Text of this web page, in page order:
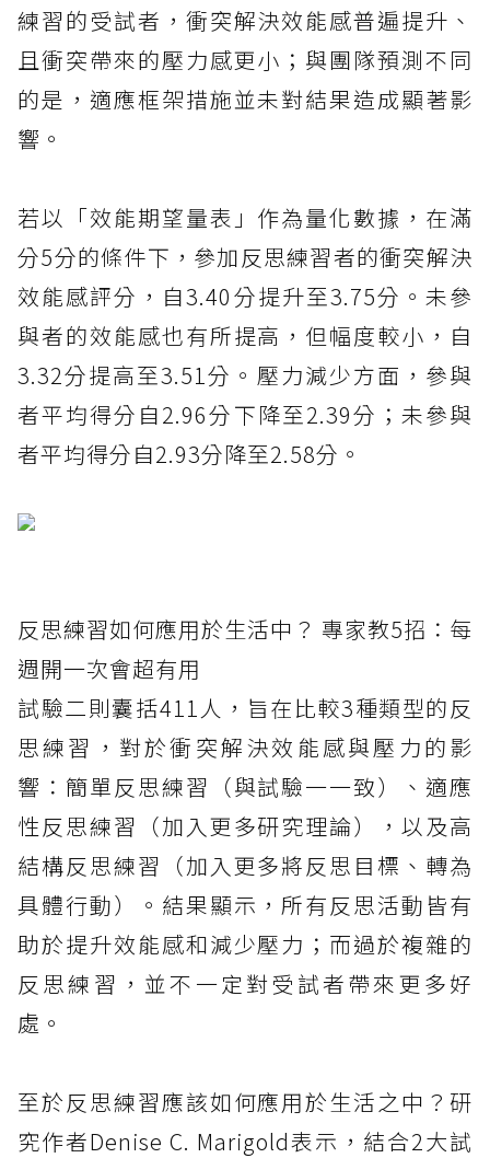
練習的受試者，衝突解決效能感普遍提升、
且衝突帶來的壓力感更小；與團隊預測不同
的是，適應框架措施並未對結果造成顯著影
響。
若以「效能期望量表」作為量化數據，在滿
分5分的條件下，參加反思練習者的衝突解決
效能感評分，自3.40分提升至3.75分。未參
與者的效能感也有所提高，但幅度較小，自
3.32分提高至3.51分。壓力減少方面，參與
者平均得分自2.96分下降至2.39分；未參與
者平均得分自2.93分降至2.58分。
反思練習如何應用於生活中？ 專家教5招：每
週開一次會超有用
試驗二則囊括411人，旨在比較3種類型的反
思練習，對於衝突解決效能感與壓力的影
響：簡單反思練習（與試驗一一致）、適應
性反思練習（加入更多研究理論），以及高
結構反思練習（加入更多將反思目標、轉為
具體行動）。結果顯示，所有反思活動皆有
助於提升效能感和減少壓力；而過於複雜的
反思練習，並不一定對受試者帶來更多好
處。
至於反思練習應該如何應用於生活之中？研
究作者Denise C. Marigold表示，結合2大試